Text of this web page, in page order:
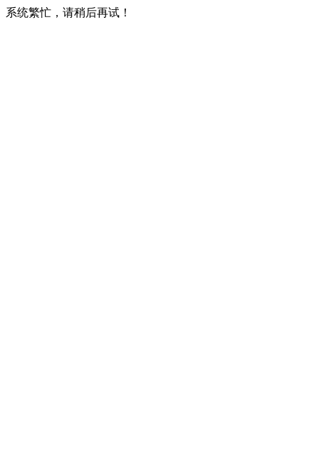
系统繁忙，请稍后再试！